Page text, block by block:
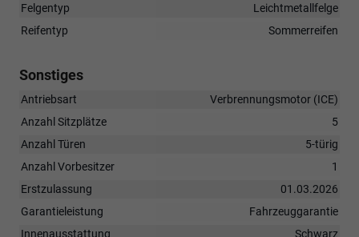
Felgentyp
Leichtmetallfelge
Reifentyp
Sommerreifen
Sonstiges
Antriebsart
Verbrennungsmotor (ICE)
Anzahl Sitzplätze
5
Anzahl Türen
5-türig
Anzahl Vorbesitzer
1
Erstzulassung
01.03.2026
Garantieleistung
Fahrzeuggarantie
Innenausstattung
Schwarz